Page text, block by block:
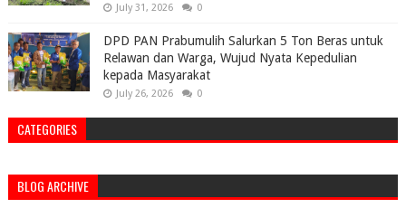
July 31, 2026 0
DPD PAN Prabumulih Salurkan 5 Ton Beras untuk
Relawan dan Warga, Wujud Nyata Kepedulian
kepada Masyarakat
July 26, 2026 0
CATEGORIES
BLOG ARCHIVE